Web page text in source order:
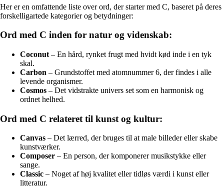
Her er en omfattende liste over ord, der starter med C, baseret på deres
forskelligartede kategorier og betydninger:
Ord med C inden for natur og videnskab:
Coconut – En hård, rynket frugt med hvidt kød inde i en tyk
skal.
Carbon – Grundstoffet med atomnummer 6, der findes i alle
levende organismer.
Cosmos – Det vidstrakte univers set som en harmonisk og
ordnet helhed.
Ord med C relateret til kunst og kultur:
Canvas – Det lærred, der bruges til at male billeder eller skabe
kunstværker.
Composer – En person, der komponerer musikstykke eller
sange.
Classic – Noget af høj kvalitet eller tidløs værdi i kunst eller
litteratur.